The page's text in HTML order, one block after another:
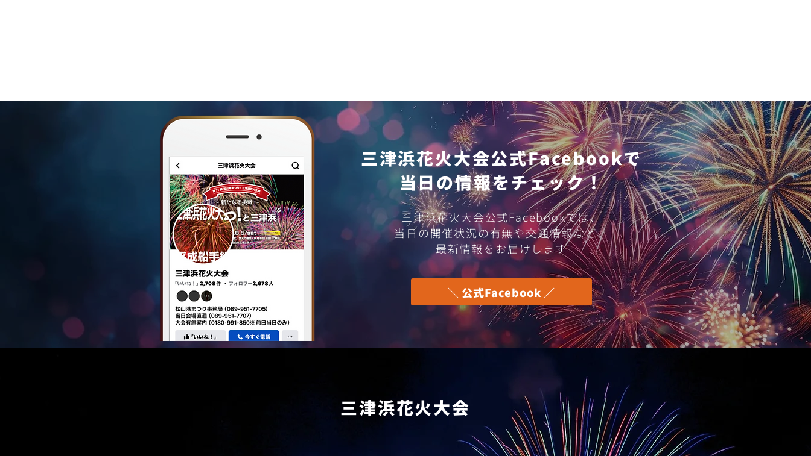
落とし物について
第74回松山港まつり振興会・
花火大会開催御礼
第74回松山港まつり・三津浜
花火大会開催！
三津浜花火大会公式Facebookで
​当日の情報をチェック！
三津浜花火大会公式Facebookでは、
​当日の開催状況の有無や交通情報など、
最新情報をお届けします
＼ 公式Facebook ／
​三津浜花火大会